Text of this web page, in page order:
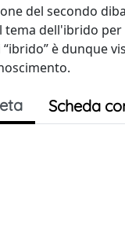
del secondo
dell'ibrido
è dunque
Scheda